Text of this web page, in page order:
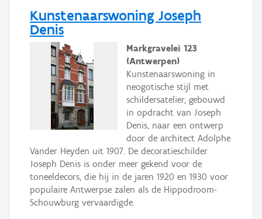
Kunstenaarswoning Joseph
Denis
Markgravelei 123
(Antwerpen)
Kunstenaarswoning in
neogotische stijl met
schildersatelier, gebouwd
in opdracht van Joseph
Denis, naar een ontwerp
door de architect Adolphe
Vander Heyden uit 1907. De decoratieschilder
Joseph Denis is onder meer gekend voor de
toneeldecors, die hij in de jaren 1920 en 1930 voor
populaire Antwerpse zalen als de Hippodroom-
Schouwburg vervaardigde.